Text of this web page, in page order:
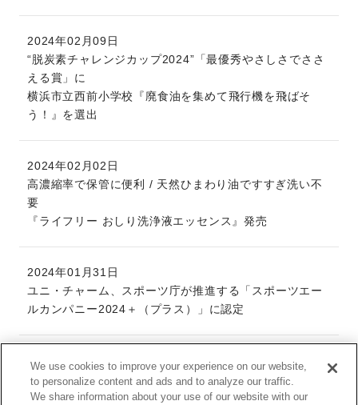
2024年02月09日
“脱炭素チャレンジカップ2024”「最優秀やさしさでささ
える賞」に
横浜市立西前小学校『廃食油を集めて飛行機を飛ばそ
う！』を選出
2024年02月02日
高濃縮率で保管に便利 / 天然ひまわり油ですすぎ洗い不
要
『ライフリー おしり洗浄液エッセンス』発売
2024年01月31日
ユニ・チャーム、スポーツ庁が推進する「スポーツエー
ルカンパニー2024＋（プラス）」に認定
2024年01月25日
ユニ・チャーム、「令和5年度 東京都スポーツ推進企
業」の認定獲得
We use cookies to improve your experience on our website,
to personalize content and ads and to analyze our traffic.
We share information about your use of our website with our